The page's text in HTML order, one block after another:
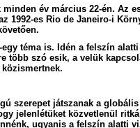
év március 22-én. Az
1992-es Rio de Janeiro-i
téma is. Idén a felszín
több szó esik, a velük
szerepet játszanak a globális
jelenlétüket közvetlenül
ugyanis a felszín alatti